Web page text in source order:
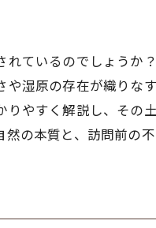
ているのでしょうか
湿原の存在が織りな
りやすく解説し、そ
の本質と、訪問前の